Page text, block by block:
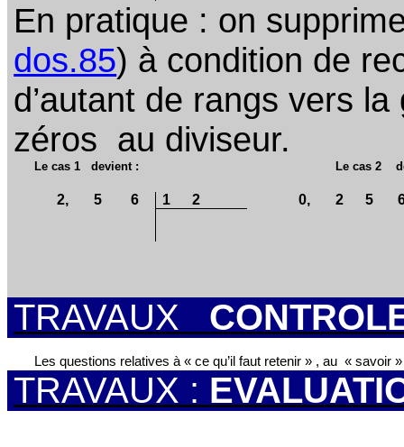
En pratique : on
dos.85) à condition de
d’autant de rangs vers
zéros au diviseur.
Le cas 1 devient : Le cas 2
2, 5 6 1 2 0, 2 5
TRAVAUX
Les questions relatives à « ce qu’il faut retenir » , au « savoir
TRAVAUX :